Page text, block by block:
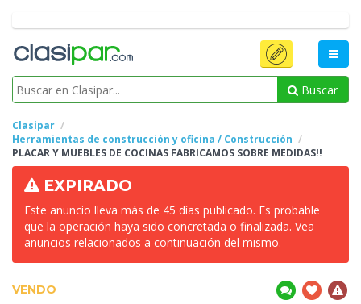
Buscar
Clasipar
Herramientas de construcción y oficina / Construcción
PLACARY MUEBLES DE COCINAS FABRICAMOS SOBRE MEDIDAS!!
EXPIRADO
Este anuncio lleva más de 45 días publicado. Es probable
que la operación haya sido concretada o finalizada. Vea
anuncios relacionados a continuación del mismo.
VENDO